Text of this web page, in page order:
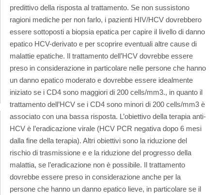
predittivo della risposta al trattamento. Se non sussistono
ragioni mediche per non farlo, i pazienti HIV/HCV dovrebbero
essere sottoposti a biopsia epatica per capire il livello di danno
epatico HCV-derivato e per scoprire eventuali altre cause di
malattie epatiche. Il trattamento dell’HCV dovrebbe essere
preso in considerazione in particolare nelle persone che hanno
un danno epatico moderato e dovrebbe essere idealmente
iniziato se i CD4 sono maggiori di 200 cells/mm3., in quanto il
trattamento dell’HCV se i CD4 sono minori di 200 cells/mm3 è
associato con una bassa risposta. L’obiettivo della terapia anti-
HCV è l’eradicazione virale (HCV PCR negativa dopo 6 mesi
dalla fine della terapia). Altri obiettivi sono la riduzione del
rischio di trasmissione e e la riduzione del progresso della
malattia, se l’eradicazione non è possibile. Il trattamento
dovrebbe essere preso in considerazione anche per la
persone che hanno un danno epatico lieve, in particolare se il